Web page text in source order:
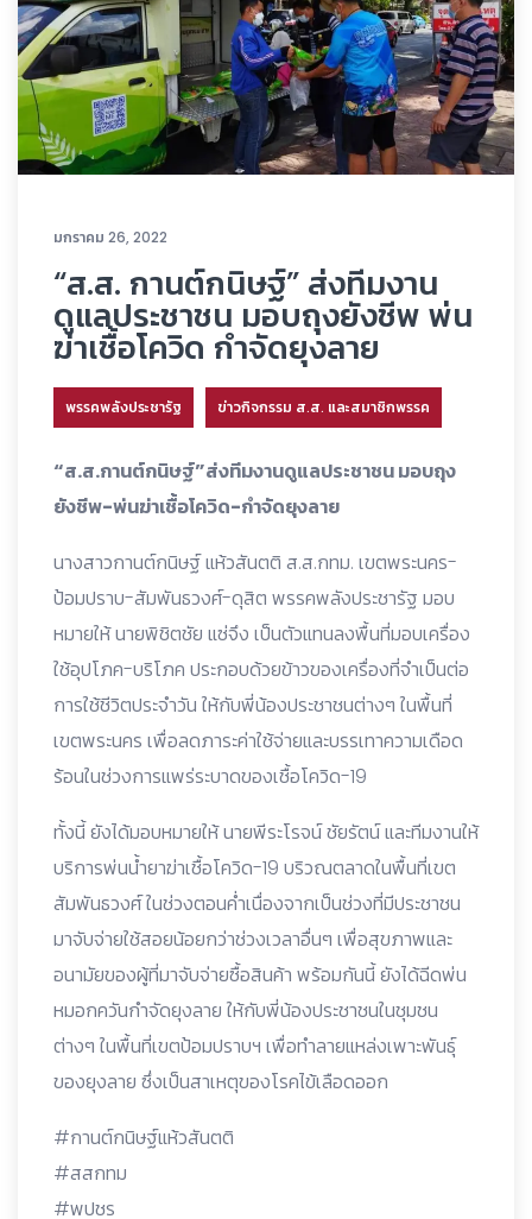
มกราคม 26, 2022
“ส.ส. กานต์กนิษฐ์” ส่งทีมงาน
ดูแลประชาชน มอบถุงยังชีพ พ่น
ฆ่าเชื้อโควิด กำจัดยุงลาย
พรรคพลังประชารัฐ ข่าวกิจกรรม ส.ส. และสมาชิกพรรค
“ส.ส.กานต์กนิษฐ์”ส่งทีมงานดูแลประชาชน มอบถุง
ยังชีพ-พ่นฆ่าเชื้อโควิด-กำจัดยุงลาย
นางสาวกานต์กนิษฐ์ แห้วสันตติ ส.ส.กทม. เขตพระนคร-
ป้อมปราบ-สัมพันธวงศ์-ดุสิต พรรคพลังประชารัฐ มอบ
หมายให้ นายพิชิตชัย แซ่จึง เป็นตัวแทนลงพื้นที่มอบเครื่อง
ใช้อุปโภค-บริโภค ประกอบด้วยข้าวของเครื่องที่จำเป็นต่อ
การใช้ชีวิตประจำวัน ให้กับพี่น้องประชาชนต่างๆ ในพื้นที่
เขตพระนคร เพื่อลดภาระค่าใช้จ่ายและบรรเทาความเดือด
ร้อนในช่วงการแพร่ระบาดของเชื้อโควิด-19
ทั้งนี้ ยังได้มอบหมายให้ นายพีระโรจน์ ชัยรัตน์ และทีมงานให้
บริการพ่นน้ำยาฆ่าเชื้อโควิด-19 บริวณตลาดในพื้นที่เขต
สัมพันธวงศ์ ในช่วงตอนค่ำเนื่องจากเป็นช่วงที่มีประชาชน
มาจับจ่ายใช้สอยน้อยกว่าช่วงเวลาอื่นๆ เพื่อสุขภาพและ
อนามัยของผู้ที่มาจับจ่ายซื้อสินค้า พร้อมกันนี้ ยังได้ฉีดพ่น
หมอกควันกําจัดยุงลาย ให้กับพี่น้องประชาชนในชุมชน
ต่างๆ ในพื้นที่เขตป้อมปราบฯ เพื่อทำลายแหล่งเพาะพันธุ์
ของยุงลาย ซึ่งเป็นสาเหตุของโรคไข้เลือดออก
#กานต์กนิษฐ์แห้วสันตติ
#สสกทม
#พปชร